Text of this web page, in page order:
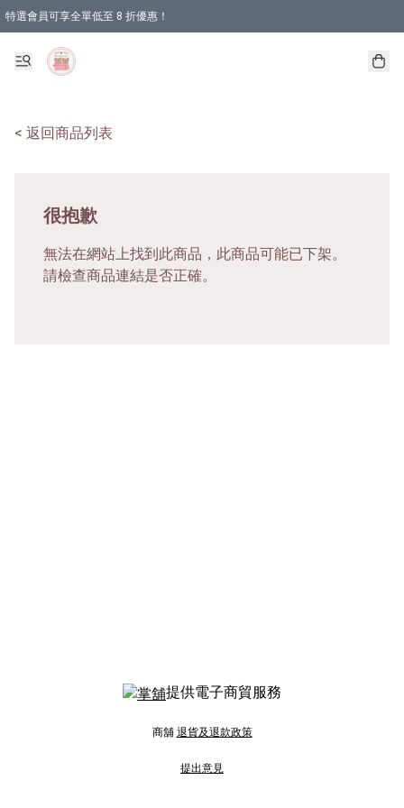
特選會員可享全單低至 8 折優惠！
< 返回商品列表
很抱歉
無法在網站上找到此商品，此商品可能已下架。
請檢查商品連結是否正確。
提供電子商貿服務
商舖 退貨及退款政策
提出意見